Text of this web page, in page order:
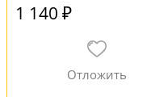
1 140 ₽